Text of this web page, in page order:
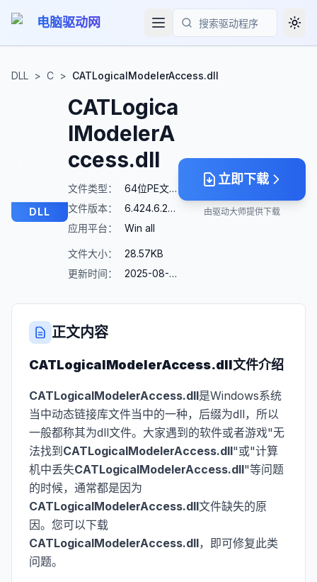
电脑驱动网
搜索
DLL > C > CATLogicalModelerAccess.dll
DLL
CATLogica
lModelerA
ccess.dll
文件类型：
64位PE文件
文件版本：
6.424.6.22176
应用平台：
Win all
文件大小：
28.57KB
更新时间：
2025-08-23
立即下载
由驱动大师提供下载
正文内容
CATLogicalModelerAccess.dll文件介绍
CATLogicalModelerAccess.dll是Windows系统
当中动态链接库文件当中的一种，后缀为dll，所以
一般都称其为dll文件。大家遇到的软件或者游戏"无
法找到 CATLogicalModelerAccess.dll"或"计算
机中丢失CATLogicalModelerAccess.dll"等问题
的时候，通常都是因为
CATLogicalModelerAccess.dll文件缺失的原
因。您可以下载
CATLogicalModelerAccess.dll，即可修复此类
问题。